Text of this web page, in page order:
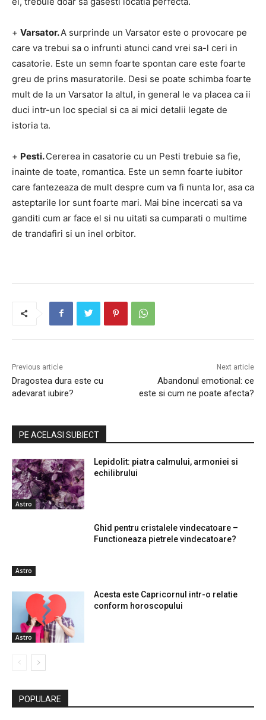
+ Varsator.A surprinde un Varsator este o provocare pe
care va trebui sa o infrunti atunci cand vrei sa-l ceri in
casatorie. Este un semn foarte spontan care este foarte
greu de prins masuratorile. Desi se poate schimba foarte
mult de la un Varsator la altul, in general le va placea ca ii
duci intr-un loc special si ca ai mici detalii legate de
istoria ta.
+ Pesti.Cererea in casatorie cu un Pesti trebuie sa fie,
inainte de toate, romantica. Este un semn foarte iubitor
care fantezeaza de mult despre cum va fi nunta lor, asa ca
asteptarile lor sunt foarte mari. Mai bine incercati sa va
ganditi cum ar face el si nu uitati sa cumparati o multime
de trandafiri si un inel orbitor.
Previous article
Dragostea dura este cu
adevarat iubire?
Next article
Abandonul emotional: ce
este si cum ne poate afecta?
PE ACELASI SUBIECT
Astro
Lepidolit: piatra calmului, armoniei si
echilibrului
Astro
Ghid pentru cristalele vindecatoare –
Functioneaza pietrele vindecatoare?
Astro
Acesta este Capricornul intr-o relatie
conform horoscopului
POPULARE